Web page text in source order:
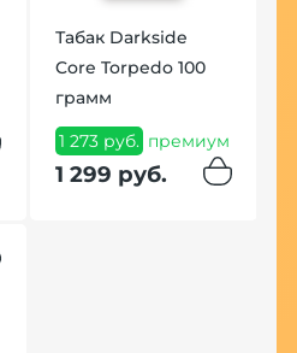
Табак Darkside
Core Torpedo 100
грамм
1 273 руб. премиум
1 299 руб.